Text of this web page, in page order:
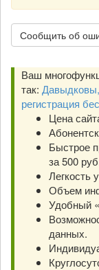
Сообщить об
Ваш
так:
регистрация
Цена
Быстрое
за 500
Легкость
Объем
Удобный
данных.